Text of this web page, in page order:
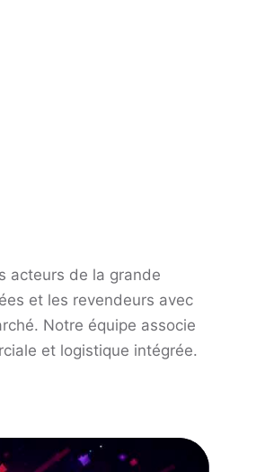
acteurs de la grande
et les revendeurs avec
Notre équipe associe
et logistique intégrée.